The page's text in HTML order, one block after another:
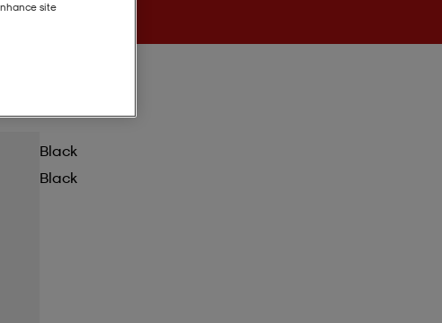
Black
Black
site